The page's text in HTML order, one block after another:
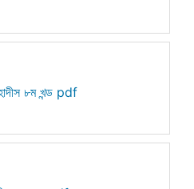
৮ম খন্ড pdf